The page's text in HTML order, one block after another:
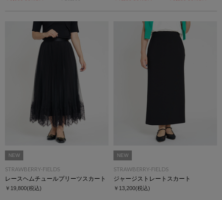
NEW
STRAWBERRY-FIELDS
レースヘムチュールプリーツスカート
￥19,800(税込)
NEW
STRAWBERRY-FIELDS
ジャージストレートスカート
￥13,200(税込)